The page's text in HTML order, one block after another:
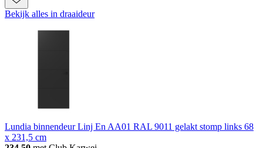
Bekijk alles in draaideur
Lundia binnendeur Linj En AA01 RAL 9011 gelakt stomp links 68
x 231,5 cm